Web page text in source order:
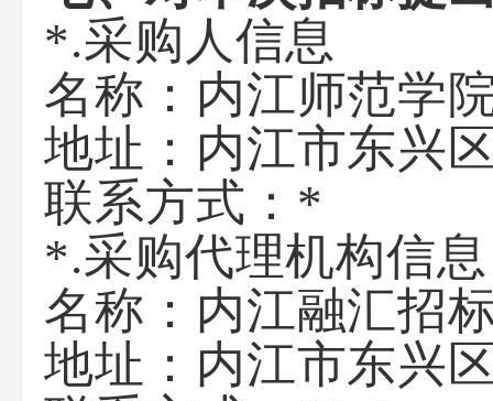
*.采购人信息
名称： 内江师范学
地址： 内江市东兴
联系方式： *
*.采购代理机构信息
名称： 内江融汇招
地址： 内江市东兴